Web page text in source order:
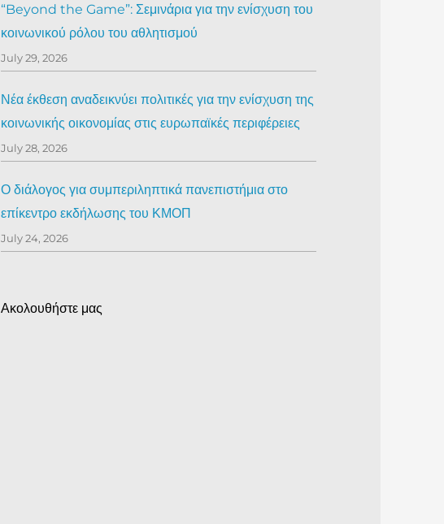
“Beyond the Game”: Σεμινάρια για την ενίσχυση του
κοινωνικού ρόλου του αθλητισμού
July 29, 2026
Νέα έκθεση αναδεικνύει πολιτικές για την ενίσχυση της
κοινωνικής οικονομίας στις ευρωπαϊκές περιφέρειες
July 28, 2026
Ο διάλογος για συμπεριληπτικά πανεπιστήμια στο
επίκεντρο εκδήλωσης του ΚΜΟΠ
July 24, 2026
Ακολουθήστε μας